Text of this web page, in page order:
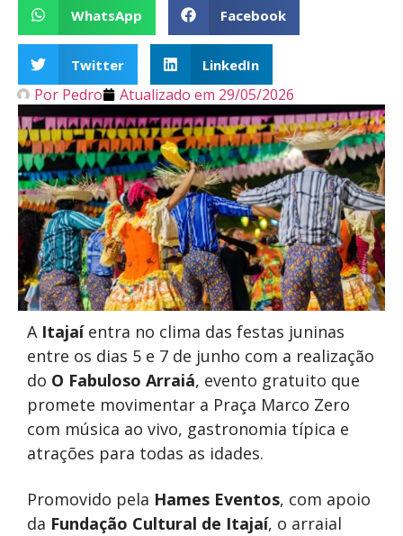
WhatsApp Facebook
Twitter LinkedIn
Por Pedro Atualizado em 29/05/2026
A Itajaíentra no clima das festas juninas
entre os dias 5 e 7 de junho com a realização
do O Fabuloso Arraiá, evento gratuito que
promete movimentar a Praça Marco Zero
com música ao vivo, gastronomia típica e
atrações para todas as idades.
Promovido pela Hames Eventos, com apoio
da Fundação Cultural de Itajaí, o arraial